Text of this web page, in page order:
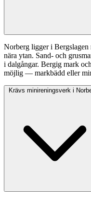
Norberg ligger i Bergslagen
nära ytan. Sand- och
i dalgångar. Bergig mark
möjlig — markbädd eller
Krävs minireningsverk i